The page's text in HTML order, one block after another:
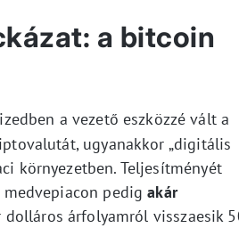
a bitcoin
a vezető eszközzé vált a
ugyanakkor „digitális
környezetben. Teljesítményét
medvepiacon pedigakár
árfolyamról visszaesik